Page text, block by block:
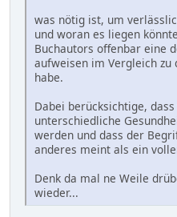
was nötig ist, um
und woran es liegen
Buchautors offenbar eine
aufweisen im Vergleich
habe.
Dabei berücksichtige,
unterschiedliche
werden und dass der
anderes meint als ein
Denk da mal ne Weile
wieder...